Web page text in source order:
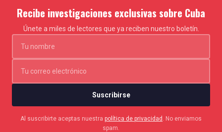
Recibe investigaciones exclusivas sobre Cuba
Únete a miles de lectores que ya reciben nuestro boletín.
Suscribirse
Al suscribirte aceptas nuestra política de privacidad
. No enviamos
spam.